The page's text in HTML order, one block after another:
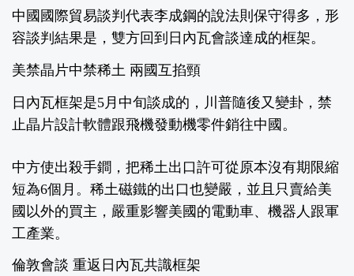
中國國際貿易談判代表李成鋼的說法則保守得多，形
容談判結果是，雙方回到日內瓦會談達成的框架。
美禁晶片中禁稀土 兩國互掐頸
日內瓦框架是5月中旬談成的，川普隨後又變卦，禁
止晶片設計軟體跟飛機發動機零件銷往中國。
中方使出殺手鐧，把稀土出口許可從原本沒有期限縮
短為6個月。稀土磁鐵的出口也變嚴，並且只賣給美
國以外的買主，嚴重影響美國的電動車、機器人跟軍
工產業。
倫敦會談 重返日內瓦共識框架